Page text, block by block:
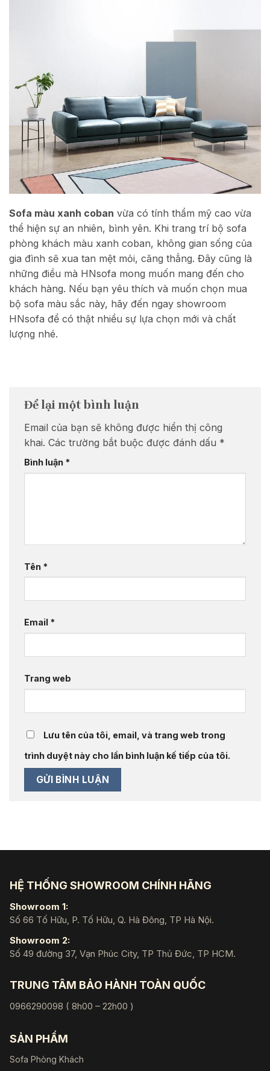
Sofa màu xanh coban vừa có tính thẩm mỹ cao vừa
thể hiện sự an nhiên, bình yên. Khi trang trí bộ sofa
phòng khách màu xanh coban, không gian sống của
gia đình sẽ xua tan mệt mỏi, căng thẳng. Đây cũng là
những điều mà HNsofa mong muốn mang đến cho
khách hàng. Nếu bạn yêu thích và muốn chọn mua
bộ sofa màu sắc này, hãy đến ngay showroom
HNsofa để có thật nhiều sự lựa chọn mới và chất
lượng nhé.
Để lại một bình luận
Email của bạn sẽ không được hiển thị công
khai. Các trường bắt buộc được đánh dấu *
Bình luận *
Tên *
Email *
Trang web
Lưu tên của tôi, email, và trang web trong
trình duyệt này cho lần bình luận kế tiếp của tôi.
HỆ THỐNG SHOWROOM CHÍNH HÃNG
Showroom 1:
Số 66 Tố Hữu, P. Tố Hữu, Q. Hà Đông, TP Hà Nội.
Showroom 2:
Số 49 đường 37, Vạn Phúc City, TP Thủ Đức, TP HCM.
TRUNG TÂM BẢO HÀNH TOÀN QUỐC
0966290098 ( 8h00 – 22h00 )
SẢN PHẨM
Sofa Phòng Khách